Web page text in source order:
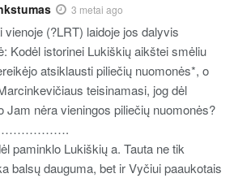
3 metai ago
vienoje (?LRT) laidoje jos dalyvis
Kodėl istorinei Lukiškių aikštei smėliu
atsiklausti piliečių nuomonės*, o
teisinamasi, jog dėl
Jam nėra vieningos piliečių nuomonės?
paminklo Lukiškių a. Tauta ne tik
balsų dauguma, bet ir Vyčiui paaukotais